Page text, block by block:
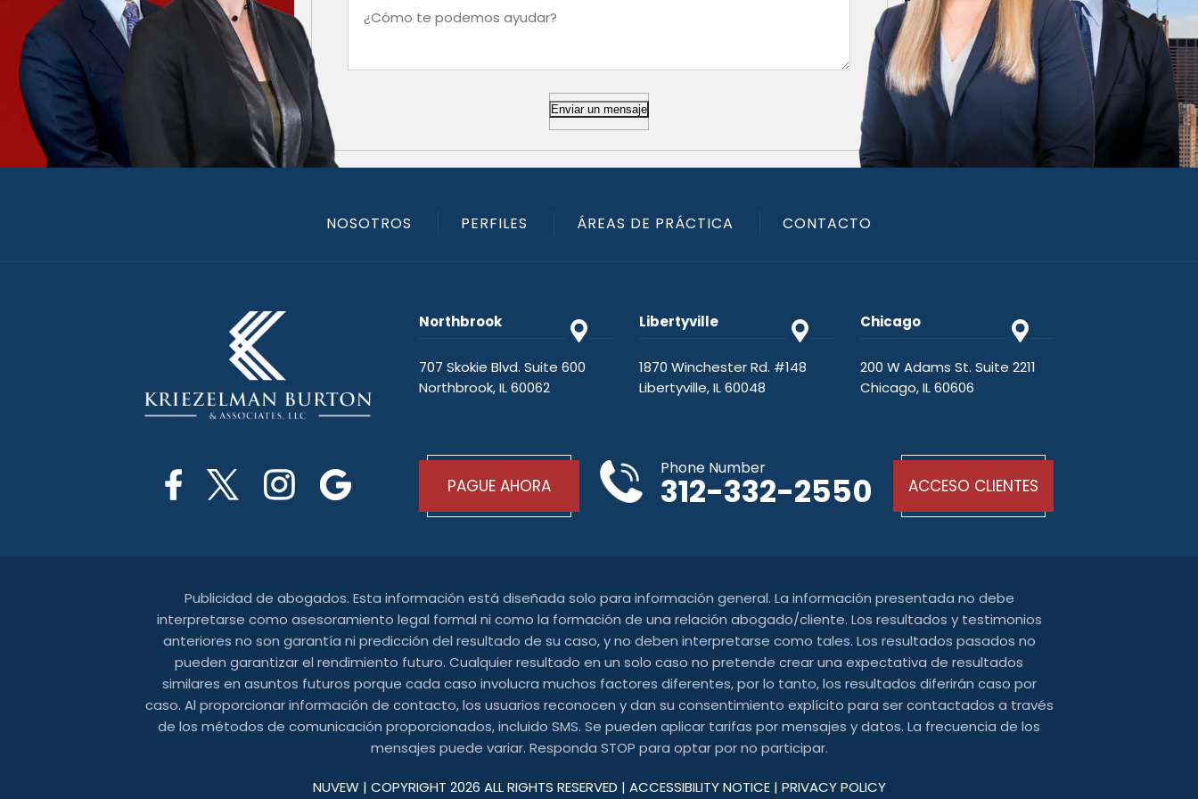
Enviar un mensaje
NOSOTROS PERFILES ÁREAS DE PRÁCTICA CONTACTO
Northbrook
707 Skokie Blvd. Suite 600
Northbrook, IL 60062
Libertyville
1870 Winchester Rd. #148
Libertyville, IL 60048
Chicago
200 W Adams St. Suite 2211
Chicago, IL 60606
PAGUE AHORA
Phone Number
312-332-2550 ACCESO CLIENTES
Publicidad de abogados. Esta información está diseñada solo para información general. La información presentada no debe
interpretarse como asesoramiento legal formal ni como la formación de una relación abogado/cliente. Los resultados y testimonios
anteriores no son garantía ni predicción del resultado de su caso, y no deben interpretarse como tales. Los resultados pasados ​​no
pueden garantizar el rendimiento futuro. Cualquier resultado en un solo caso no pretende crear una expectativa de resultados
similares en asuntos futuros porque cada caso involucra muchos factores diferentes, por lo tanto, los resultados diferirán caso por
caso. Al proporcionar información de contacto, los usuarios reconocen y dan su consentimiento explícito para ser contactados a través
de los métodos de comunicación proporcionados, incluido SMS. Se pueden aplicar tarifas por mensajes y datos. La frecuencia de los
mensajes puede variar. Responda STOP para optar por no participar.
NUVEW| COPYRIGHT 2026 ALL RIGHTS RESERVED | ACCESSIBILITY NOTICE | PRIVACY POLICY